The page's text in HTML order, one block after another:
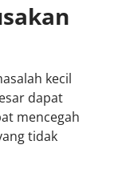
kecil
dapat
mencegah
tidak